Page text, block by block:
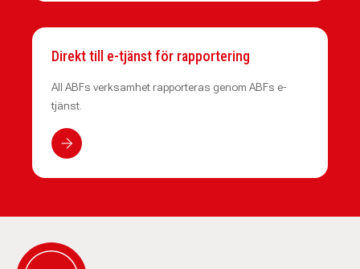
Direkt till e-tjänst för rapportering
All ABFs verksamhet rapporteras genom ABFs e-
tjänst.